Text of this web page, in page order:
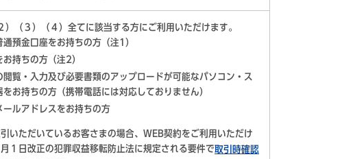
（３）（４）全てに該当する方にご利用いただけます。
預金口座をお持ちの方（注1）
持ちの方（注2）
覧・入力及び必要書類のアップロードが可能なパソコン・ス
お持ちの方（携帯電話には対応しておりません）
ルアドレスをお持ちの方
いただいているお客さまの場合、WEB契約をご利用いただけ
１日改正の犯罪収益移転防止法に規定される要件で取引時確認